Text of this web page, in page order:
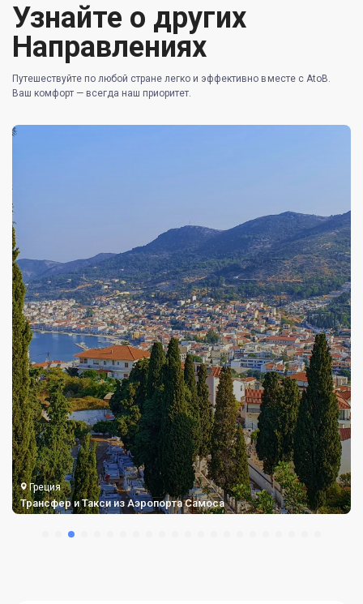
Узнайте о других
Направлениях
Путешествуйте по любой стране легко и эффективно вместе с AtoB.
Ваш комфорт — всегда наш приоритет.
Греция
Трансфер и Такси из Аэропорта Самоса